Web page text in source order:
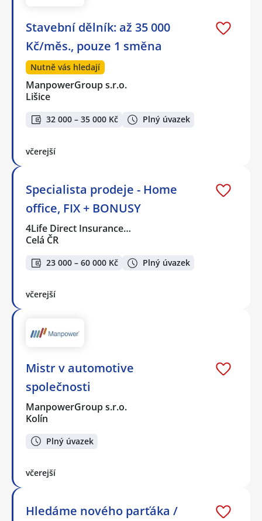
Stavební dělník: až 35 000
Kč/měs., pouze 1 směna
Nutně vás hledají
ManpowerGroup s.r.o.
Lišice
32 000 – 35 000 Kč Plný úvazek
včerejší
Specialista prodeje - Home
office, FIX + BONUSY
4Life Direct Insurance…
Celá ČR
23 000 – 60 000 Kč Plný úvazek
včerejší
Mistr v automotive
společnosti
ManpowerGroup s.r.o.
Kolín
Plný úvazek
včerejší
Hledáme nového parťáka /